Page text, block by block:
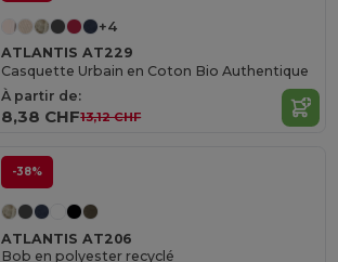
+4
ATLANTIS AT229
Casquette Urbain en Coton Bio Authentique
À partir de:
8,38 CHF13,12 CHF
-38%
ATLANTIS AT206
Bob en polyester recyclé